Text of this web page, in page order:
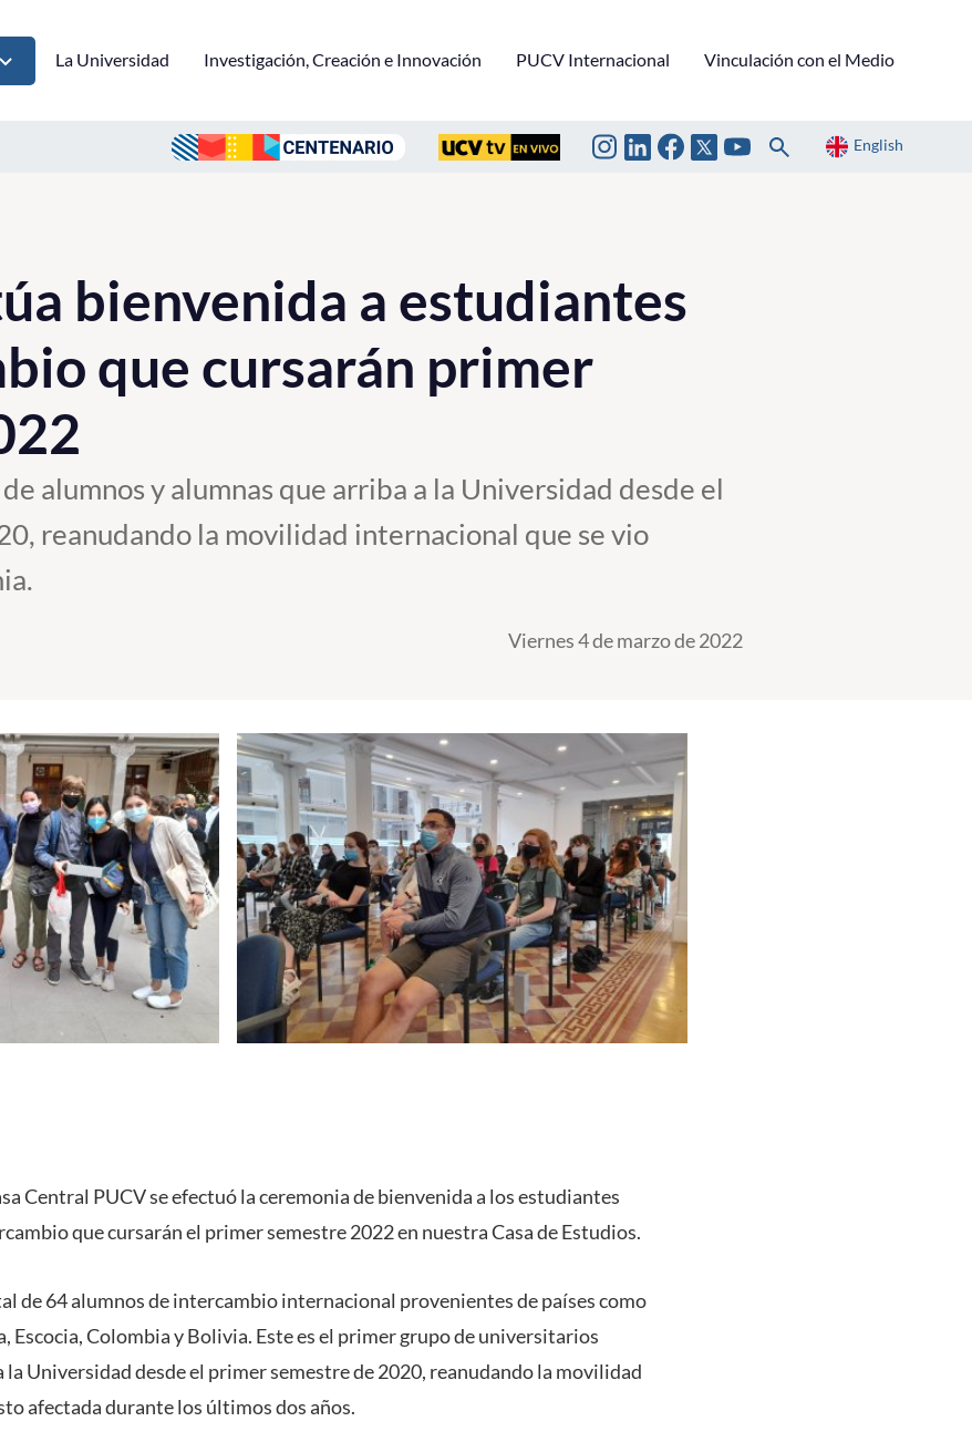
La Universidad Investigación, Creación e Innovación PUCV Internacional Vinculación con el Medio
English
bienvenida a estudiantes
que cursarán primer
alumnos y alumnas que arriba a la Universidad desde el
reanudando la movilidad internacional que se vio
Viernes 4 de marzo de 2022
Central PUCV se efectuó la ceremonia de bienvenida a los estudiantes
que cursarán el primer semestre 2022 en nuestra Casa de Estudios.
de 64 alumnos de intercambio internacional provenientes de países como
Escocia, Colombia y Bolivia. Este es el primer grupo de universitarios
Universidad desde el primer semestre de 2020, reanudando la movilidad
afectada durante los últimos dos años.